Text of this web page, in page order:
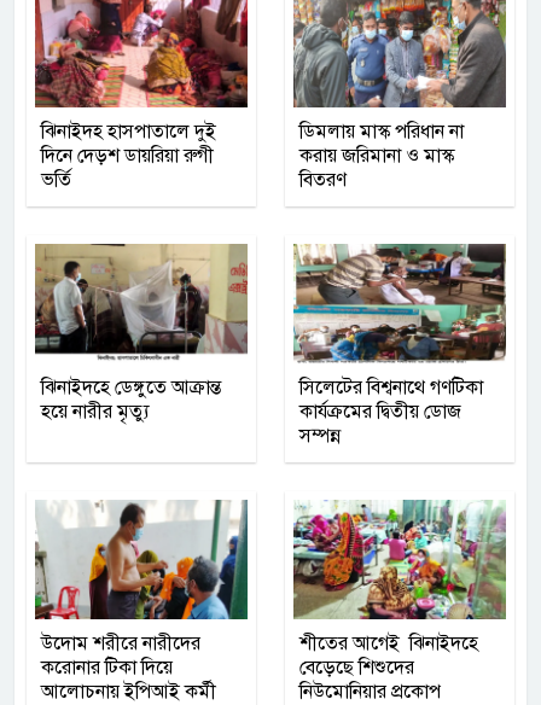
ঝিনাইদহ হাসপাতালে দুই
দিনে দেড়শ ডায়রিয়া রুগী
ভর্তি
ডিমলায় মাস্ক পরিধান না
করায় জরিমানা ও মাস্ক
বিতরণ
ঝিনাইদহে ডেঙ্গুতে আক্রান্ত
হয়ে নারীর মৃত্যু
সিলেটের বিশ্বনাথে গণটিকা
কার্যক্রমের দ্বিতীয় ডোজ
সম্পন্ন
উদোম শরীরে নারীদের
করোনার টিকা দিয়ে
আলোচনায় ইপিআই কর্মী
শীতের আগেই ঝিনাইদহে
বেড়েছে শিশুদের
নিউমোনিয়ার প্রকোপ